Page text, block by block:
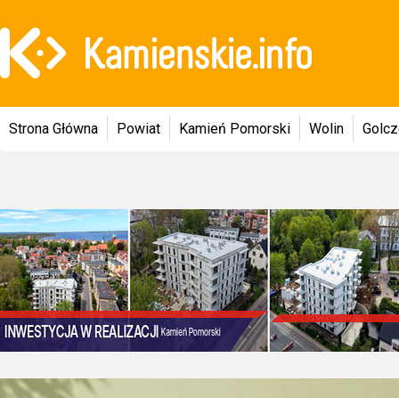
Strona Główna Powiat Kamień Pomorski Wolin